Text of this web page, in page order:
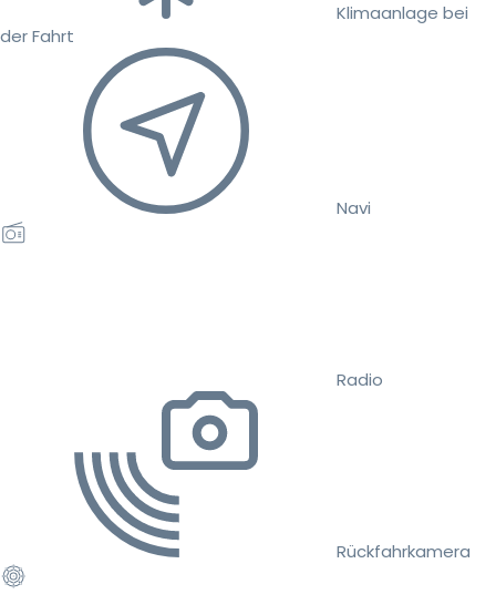
Klimaanlage bei
der Fahrt
Navi
Radio
Rückfahrkamera